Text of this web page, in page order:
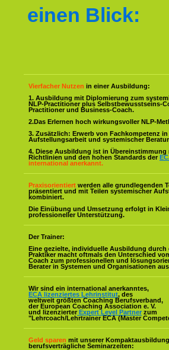
einen Blick:
Vierfacher Nutzen in einer Ausbildung:
1. Ausbildung mit Diplomierung zum
NLP-Practitioner plus Selbstbewusstseins-
Practitioner und Business-Coach.
2.Das Erlernen hoch wirkungsvoller NLP-
3. Zusätzlich: Erwerb von Fachkompetenz
Aufstellungsarbeit und systemischer
4. Diese Ausbildung ist in
Richtlinien und den hohen Standards der
international anerkannt.
Praxisorientiert werden alle grundlegenden
präsentiert und mit Teilen systemischer
kombiniert.
Die Einübung und Umsetzung erfolgt in
professioneller Unterstützung.
Der Trainer:
Eine gezielte, individuelle Ausbildung durch
Praktiker macht oftmals den Unterschied
Coach zum professionellen und
Berater in Systemen und Organisationen
Wir sind ein international anerkanntes,
ECA lizenziertes Lehrinstitut, des
weltweit größten Coaching Berufsverband,
der European Coaching Association e. V.
und lizenzierter Expert Level Partner zum
"Lehrcoach/Lehrtrainer ECA (Master
Geld sparen mit unserer
berufsverträgliche Seminarzeiten: